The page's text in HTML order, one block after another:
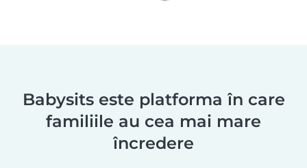
Babysits este platforma în care
familiile au cea mai mare
încredere